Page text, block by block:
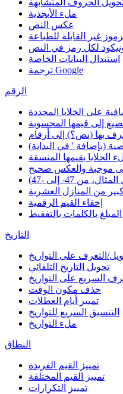
الحروف المتشابهة
ملء الأبجدية
عكس النص
غير القابلة للطباعة
لكل رمز في النص
استبدال البيانات الخاصة
ترجمة Google
الرقم
على الخلايا المحددة
إلى قيمها المحسوبة
بها (نص؟) إلى أرقام
(بإضافة ' في البداية)
الخلايا بقيمها المنسقة
إلى موجبة والعكس صحيح
47- إلى -47)
من المنازل العشرية
إخفاء القيم الرقمية
بالكلمات بالتفقيط
التاريخ
التعرف على التواريخ
تحويل التاريخ التلقائي
السريع على التواريخ
حذف مكون الوقت
تمييز أيام العطلات
التنسيق السريع للتواريخ
ملء التواريخ
النطاق
تمييز القيم الفريدة
تمييز القيم المختلفة
تمييز التكرارات